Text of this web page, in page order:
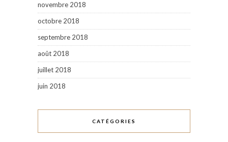
novembre 2018
octobre 2018
septembre 2018
août 2018
juillet 2018
juin 2018
CATÉGORIES